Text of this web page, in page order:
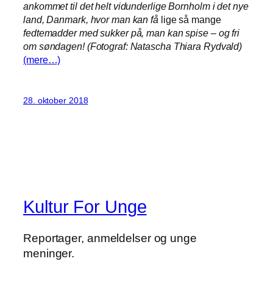
ankommet til det helt vidunderlige Bornholm i det nye
land, Danmark, hvor man kan få lige så mange
fedtemadder med sukker på, man kan spise – og fri
om søndagen! (Fotograf: Natascha Thiara Rydvald)
(mere…)
28. oktober 2018
Kultur For Unge
Reportager, anmeldelser og unge
meninger.